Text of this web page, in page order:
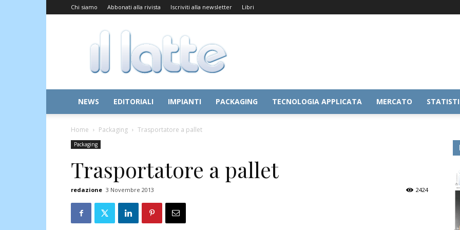
Chi siamo Abbonati alla rivista Iscriviti alla newsletter Libri
Il
Latte
NEWS EDITORIALI IMPIANTI PACKAGING TECNOLOGIA APPLICATA MERCATO
Home Packaging Trasportatore a pallet
Packaging
Trasportatore a pallet
redazione 3 Novembre 2013 2424